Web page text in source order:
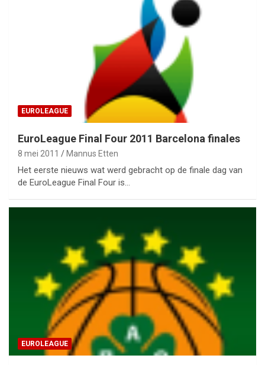
EUROLEAGUE
EuroLeague Final Four 2011 Barcelona finales
8 mei 2011 Mannus Etten
Het eerste nieuws wat werd gebracht op de finale dag van
de EuroLeague Final Four is…
EUROLEAGUE